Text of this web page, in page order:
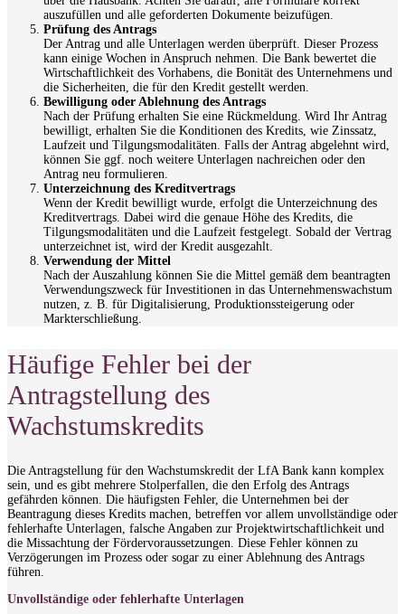
auszufüllen und alle geforderten Dokumente beizufügen.
Prüfung des Antrags
Der Antrag und alle Unterlagen werden überprüft. Dieser Prozess
kann einige Wochen in Anspruch nehmen. Die Bank bewertet die
Wirtschaftlichkeit des Vorhabens, die Bonität des Unternehmens und
die Sicherheiten, die für den Kredit gestellt werden.
Bewilligung oder Ablehnung des Antrags
Nach der Prüfung erhalten Sie eine Rückmeldung. Wird Ihr Antrag
bewilligt, erhalten Sie die Konditionen des Kredits, wie Zinssatz,
Laufzeit und Tilgungsmodalitäten. Falls der Antrag abgelehnt wird,
können Sie ggf. noch weitere Unterlagen nachreichen oder den
Antrag neu formulieren.
Unterzeichnung des Kreditvertrags
Wenn der Kredit bewilligt wurde, erfolgt die Unterzeichnung des
Kreditvertrags. Dabei wird die genaue Höhe des Kredits, die
Tilgungsmodalitäten und die Laufzeit festgelegt. Sobald der Vertrag
unterzeichnet ist, wird der Kredit ausgezahlt.
Verwendung der Mittel
Nach der Auszahlung können Sie die Mittel gemäß dem beantragten
Verwendungszweck für Investitionen in das Unternehmenswachstum
nutzen, z. B. für Digitalisierung, Produktionssteigerung oder
Markterschließung.
Häufige Fehler bei der
Antragstellung des
Wachstumskredits
Die Antragstellung für den Wachstumskredit der LfA Bank kann komplex
sein, und es gibt mehrere Stolperfallen, die den Erfolg des Antrags
gefährden können. Die häufigsten Fehler, die Unternehmen bei der
Beantragung dieses Kredits machen, betreffen vor allem unvollständige oder
fehlerhafte Unterlagen, falsche Angaben zur Projektwirtschaftlichkeit und
die Missachtung der Fördervoraussetzungen. Diese Fehler können zu
Verzögerungen im Prozess oder sogar zu einer Ablehnung des Antrags
führen.
Unvollständige oder fehlerhafte Unterlagen